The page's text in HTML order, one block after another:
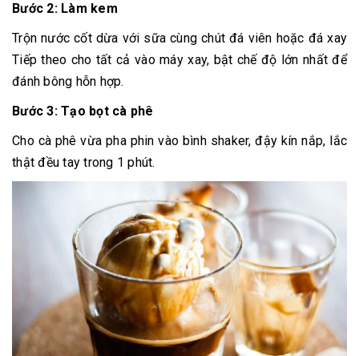
Bước 2: Làm kem
Trộn nước cốt dừa với sữa cùng chút đá viên hoặc đá xay
Tiếp theo cho tất cả vào máy xay, bật chế độ lớn nhất để
đánh bông hỗn hợp.
Bước 3: Tạo bọt cà phê
Cho cà phê vừa pha phin vào bình shaker, đậy kín nắp, lắc
thật đều tay trong 1 phút.